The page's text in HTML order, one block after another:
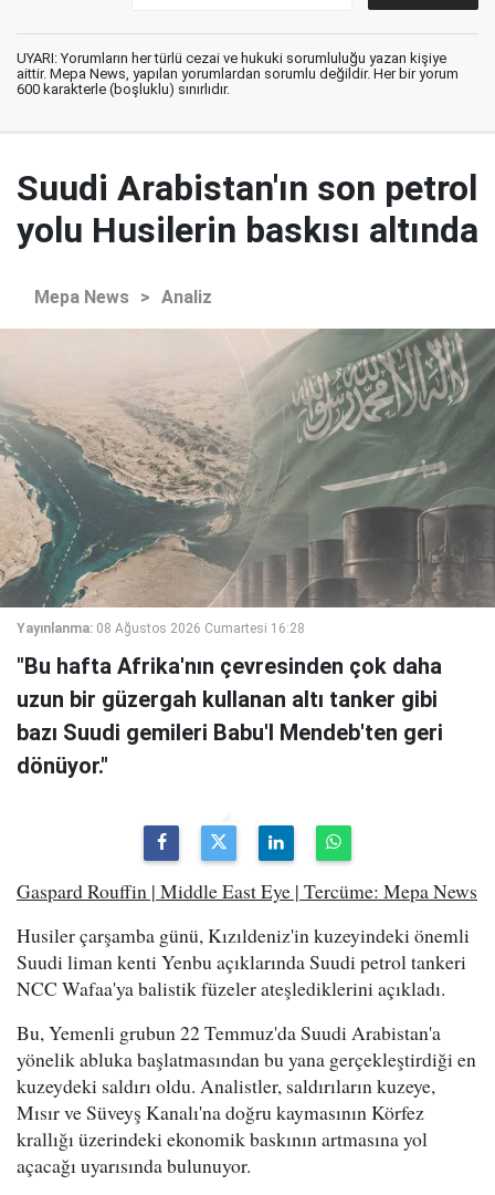
UYARI: Yorumların her türlü cezai ve hukuki sorumluluğu yazan kişiye
aittir. Mepa News, yapılan yorumlardan sorumlu değildir. Her bir yorum
600 karakterle (boşluklu) sınırlıdır.
Suudi Arabistan'ın son petrol
yolu Husilerin baskısı altında
Mepa News > Analiz
Yayınlanma: 08 Ağustos 2026 Cumartesi 16:28
"Bu hafta Afrika'nın çevresinden çok daha
uzun bir güzergah kullanan altı tanker gibi
bazı Suudi gemileri Babu'l Mendeb'ten geri
dönüyor."
Gaspard Rouffin | Middle East Eye | Tercüme: Mepa News
Husiler çarşamba günü, Kızıldeniz'in kuzeyindeki önemli
Suudi liman kenti Yenbu açıklarında Suudi petrol tankeri
NCC Wafaa'ya balistik füzeler ateşlediklerini açıkladı.
Bu, Yemenli grubun 22 Temmuz'da Suudi Arabistan'a
yönelik abluka başlatmasından bu yana gerçekleştirdiği en
kuzeydeki saldırı oldu. Analistler, saldırıların kuzeye,
Mısır ve Süveyş Kanalı'na doğru kaymasının Körfez
krallığı üzerindeki ekonomik baskının artmasına yol
açacağı uyarısında bulunuyor.